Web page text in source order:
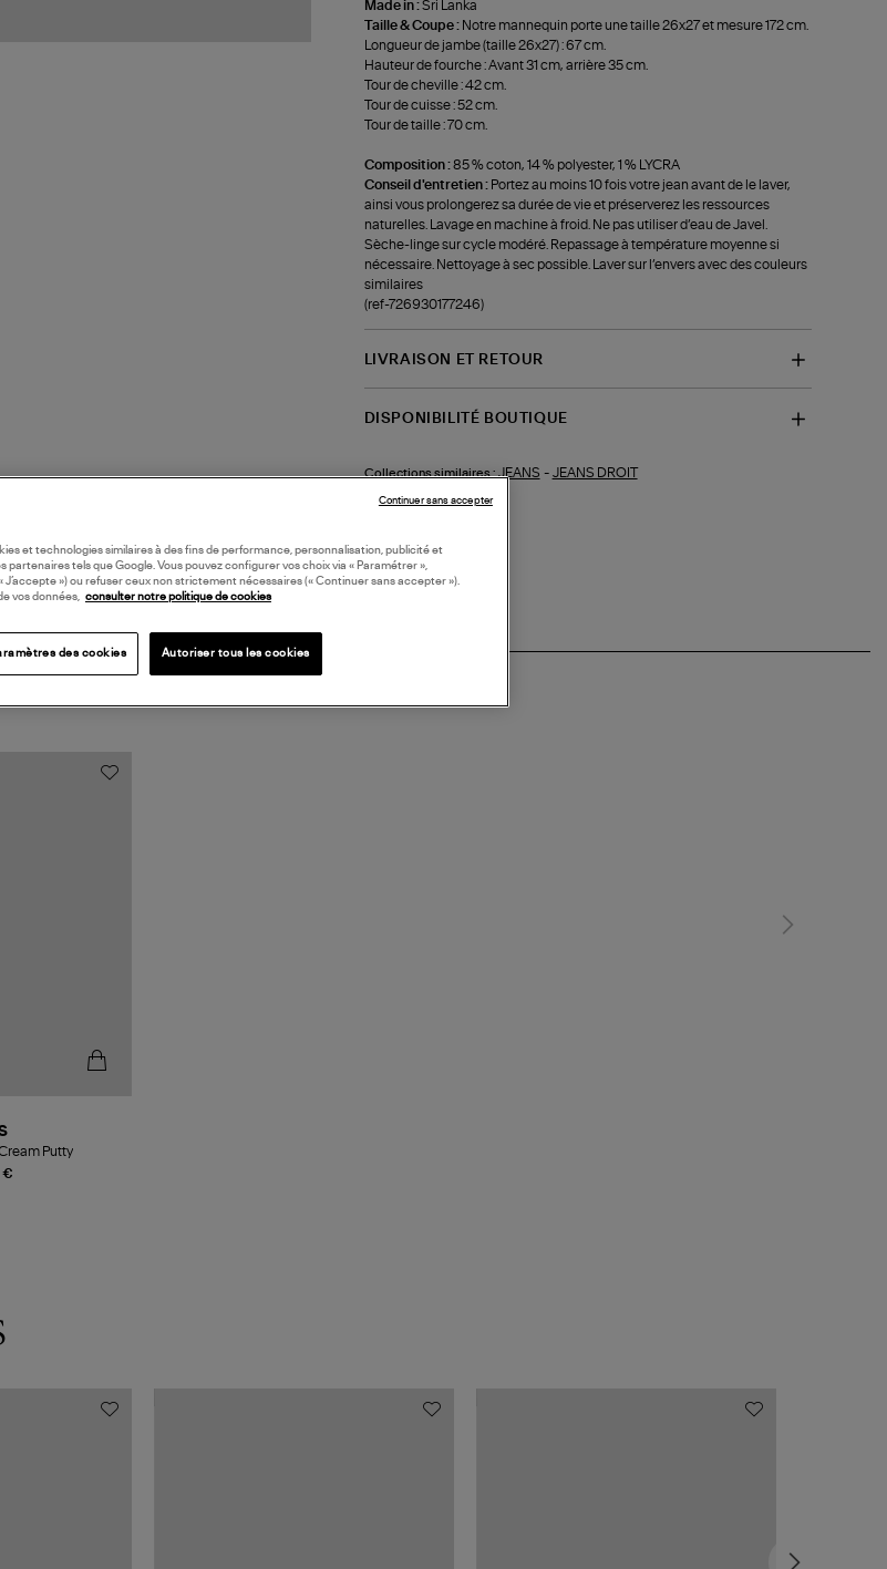
Made in :Sri Lanka
Taille & Coupe : Notre mannequin porte une taille 26x27 et mesure 172 cm.
Longueur de jambe (taille 26x27) : 67 cm.
Hauteur de fourche : Avant 31 cm, arrière 35 cm.
Tour de cheville : 42 cm.
Tour de cuisse : 52 cm.
Tour de taille : 70 cm.
Composition :85 % coton, 14 % polyester, 1 % LYCRA
Conseil d'entretien : Portez au moins 10 fois votre jean avant de le laver,
ainsi vous prolongerez sa durée de vie et préserverez les ressources
naturelles. Lavage en machine à froid. Ne pas utiliser d’eau de Javel.
Sèche-linge sur cycle modéré. Repassage à température moyenne si
nécessaire. Nettoyage à sec possible. Laver sur l’envers avec des couleurs
similaires
(ref-726930177246)
LIVRAISON ET RETOUR
DISPONIBILITÉ BOUTIQUE
Collections similaires : JEANS - JEANS DROIT
€
Putty
et technologies similaires à des fins de performance, personnalisation, publicité et
partenaires tels que Google. Vous pouvez configurer vos choix via « Paramétrer »,
J’accepte ») ou refuser ceux non strictement nécessaires (« Continuer sans accepter »).
vos données, consulter notre politique de cookies
des cookies Autoriser tous les cookies
Continuer sans accepter